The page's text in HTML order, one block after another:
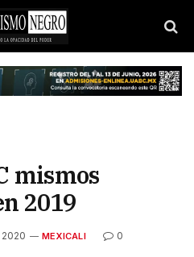
mismos
2019
2020 MEXICALI
0